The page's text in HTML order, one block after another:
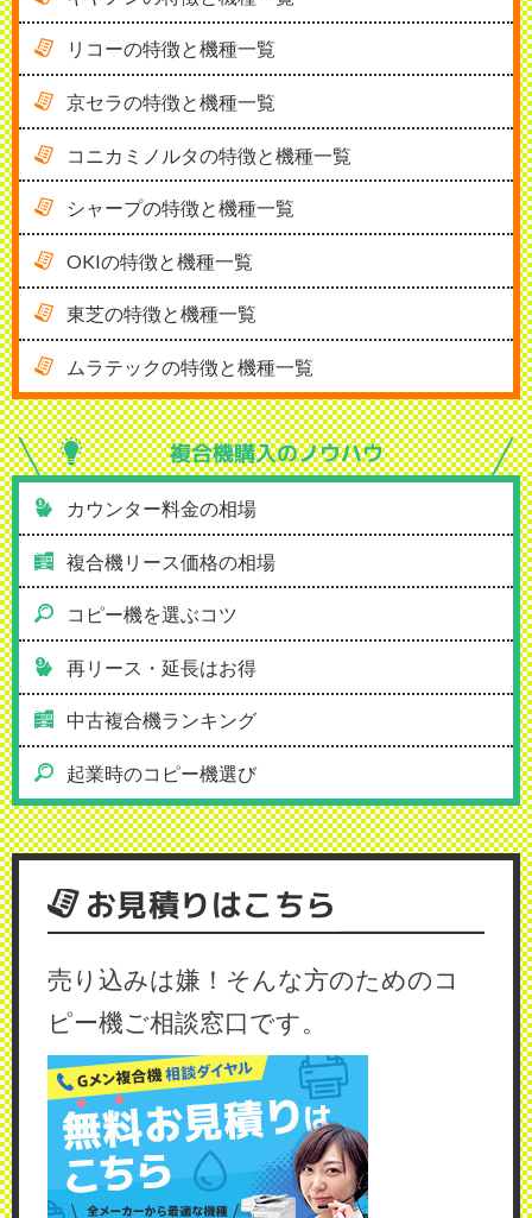
リコーの特徴と機種一覧
京セラの特徴と機種一覧
コニカミノルタの特徴と機種一覧
シャープの特徴と機種一覧
OKIの特徴と機種一覧
東芝の特徴と機種一覧
ムラテックの特徴と機種一覧
複合機購入のノウハウ
カウンター料金の相場
複合機リース価格の相場
コピー機を選ぶコツ
再リース・延長はお得
中古複合機ランキング
起業時のコピー機選び
お見積りはこちら
売り込みは嫌！そんな方のためのコ
ピー機ご相談窓口です。